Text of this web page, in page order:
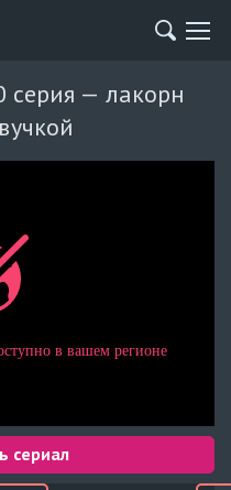
— лакорн
сериал